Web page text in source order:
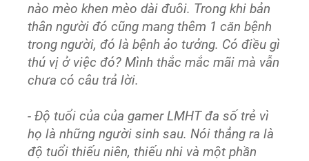
nào mèo khen mèo dài đuôi. Trong khi bản
thân người đó cũng mang thêm 1 căn bệnh
trong người, đó là bệnh ảo tưởng. Có điều gì
thú vị ở việc đó? Mình thắc mắc mãi mà vẫn
chưa có câu trả lời.
- Độ tuổi của của gamer LMHT đa số trẻ vì
họ là những người sinh sau. Nói thẳng ra là
độ tuổi thiếu niên, thiếu nhi và một phần